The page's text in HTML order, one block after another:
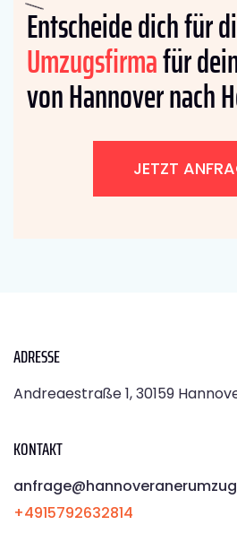
Entscheide dich für
Umzugsfirmafür
von Hannover nach
JETZT
ADRESSE
Andreaestraße 1, 30159
KONTAKT
+4915792632814